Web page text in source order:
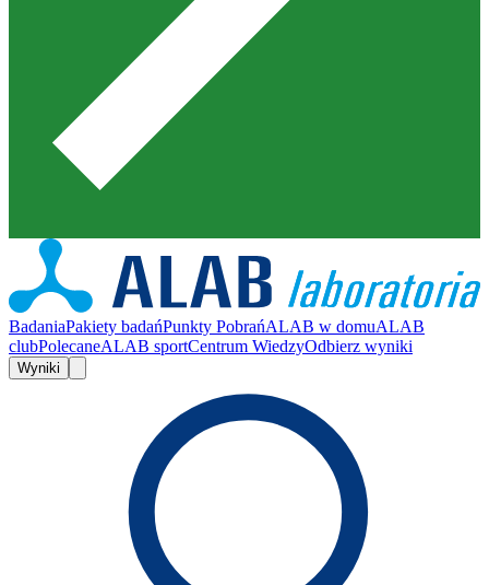
BadaniaPakiety badańPunkty PobrańALAB w domuALAB
clubPolecaneALAB sportCentrum WiedzyOdbierz wyniki
Wyniki